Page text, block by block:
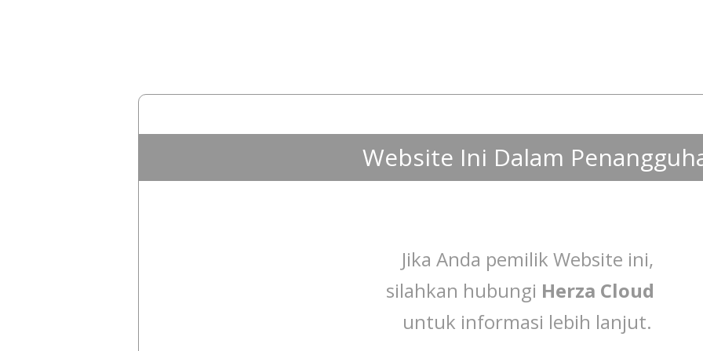
Website Ini Dalam
Jika Anda pemilik Website ini,
silahkan hubungi Herza Cloud
untuk informasi lebih lanjut.